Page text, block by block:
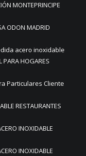
MONTEPRINCIPE
ODON MADRID
acero inoxidable
PARA HOGARES
Particulares Cliente
RESTAURANTES
INOXIDABLE
INOXIDABLE